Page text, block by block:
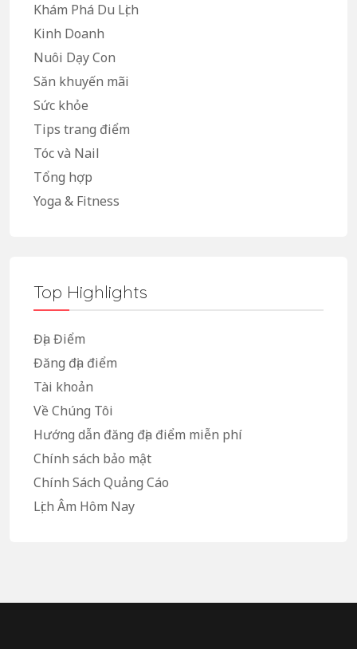
Khám Phá Du Lịch
Kinh Doanh
Nuôi Dạy Con
Săn khuyến mãi
Sức khỏe
Tips trang điểm
Tóc và Nail
Tổng hợp
Yoga & Fitness
Top Highlights
Địa Điểm
Đăng địa điểm
Tài khoản
Về Chúng Tôi
Hướng dẫn đăng địa điểm miễn phí
Chính sách bảo mật
Chính Sách Quảng Cáo
Lịch Âm Hôm Nay